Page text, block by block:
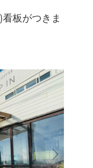
板がつきま